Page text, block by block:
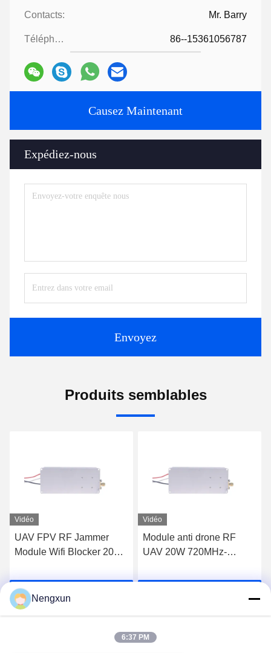
Contacts: Mr. Barry
Téléphone: 86--15361056787
Causez Maintenant
Expédiez-nous
Envoyez
Produits semblables
Vidéo
UAV FPV RF Jammer
Module Wifi Blocker 20W
Causez Maintenant
Vidéo
Module anti drone RF
UAV 20W 720MHz-
Drone Wifi Bluetooth
Nengxun
6:37 PM